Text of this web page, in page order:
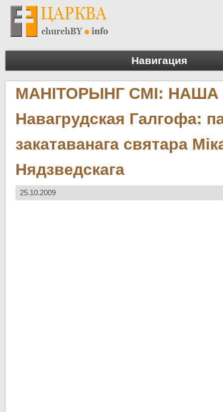
Навигация
МАНІТОРЫНГ СМІ: НАША
Навагрудская Галгофа:
закатаванага святара
Нядзведскага
25.10.2009